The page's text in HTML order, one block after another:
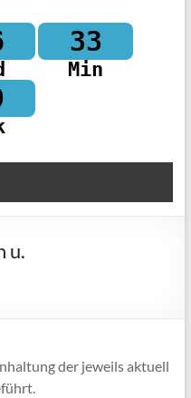
33
Min
u.
der jeweils aktuell